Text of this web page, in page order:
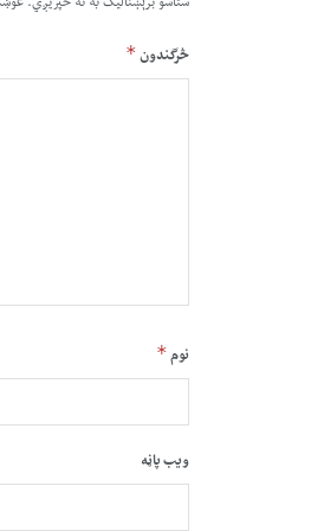
څرگندون*
نوم*
ویب پاڼه